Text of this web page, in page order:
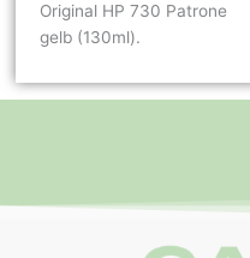
Original HP 730 Patrone
gelb (130ml).